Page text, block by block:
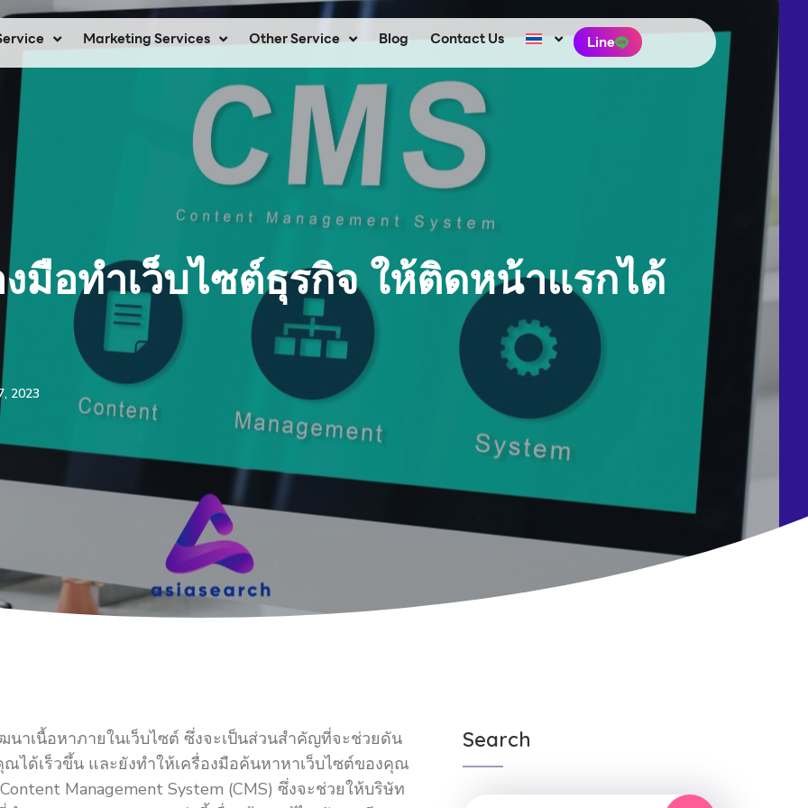
Marketing Services Other Service Blog Contact Us Line
งมือทำเว็บไซต์ธุรกิจ ให้ติดหน้าแรกได้
2023
าเนื้อหาภายในเว็บไซต์ ซึ่งจะเป็นส่วนสำคัญที่จะช่วยดัน
ได้เร็วขึ้น และยังทำให้เครื่องมือค้นหาหาเว็บไซต์ของคุณ
Management System (CMS) ซึ่งจะช่วยให้บริษัท
Search